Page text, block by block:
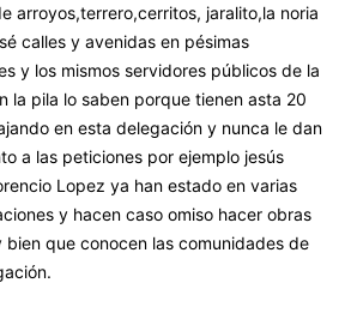
arroyos,terrero,cerritos, jaralito,la noria
calles y avenidas en pésimas
y los mismos servidores públicos de la
la pila lo saben porque tienen asta 20
en esta delegación y nunca le dan
a las peticiones por ejemplo jesús
Lopez ya han estado en varias
y hacen caso omiso hacer obras
bien que conocen las comunidades de